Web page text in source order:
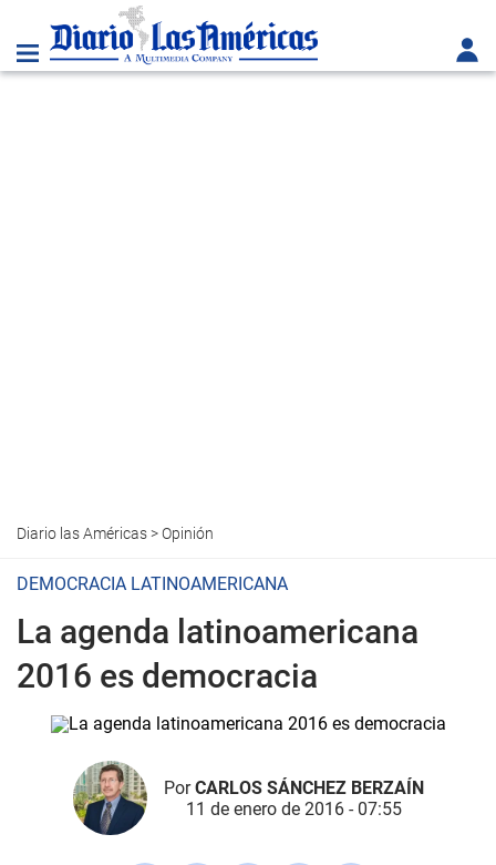
Diario las Américas>Opinión
DEMOCRACIA LATINOAMERICANA
La agenda latinoamericana
2016 es democracia
PorCARLOS SÁNCHEZ BERZAÍN
11 de enero de 2016 - 07:55